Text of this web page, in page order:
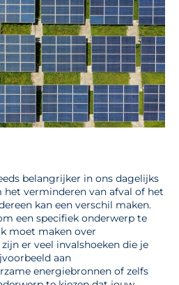
belangrijker in ons dagelijks
het verminderen van afval of het
kan een verschil maken.
een specifiek onderwerp te
moet maken over
er veel invalshoeken die je
aan
energiebronnen of zelfs